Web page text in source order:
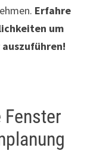
Erfahre
um